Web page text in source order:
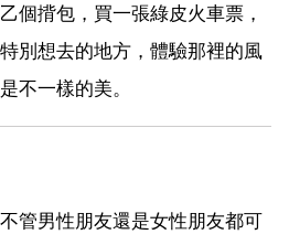
個揹包，買一張綠皮火車票，
別想去的地方，體驗那裡的風
不一樣的美。
管男性朋友還是女性朋友都可